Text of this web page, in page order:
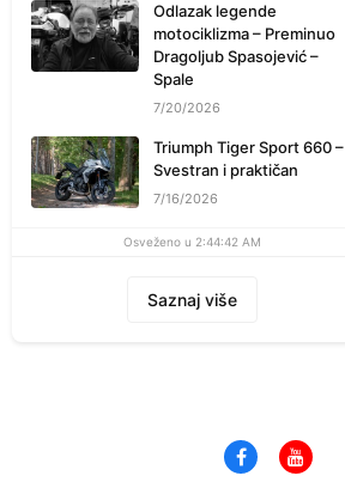
Odlazak legende
motociklizma – Preminuo
Dragoljub Spasojević –
Spale
7/20/2026
Triumph Tiger Sport 660 –
Svestran i praktičan
7/16/2026
Osveženo u 2:44:42 AM
Saznaj više